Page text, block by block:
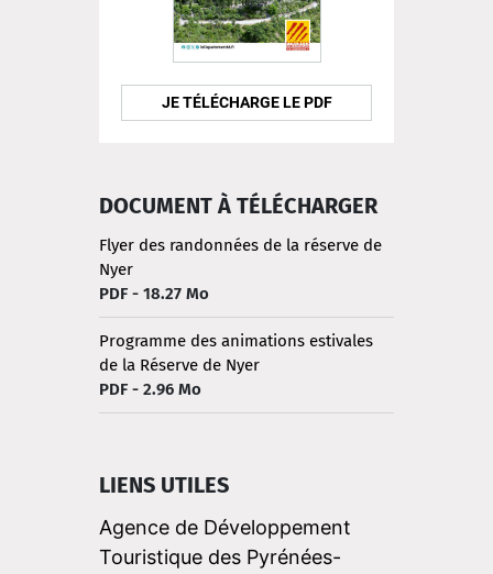
JE TÉLÉCHARGE LE PDF
DOCUMENT À TÉLÉCHARGER
Flyer des randonnées de la réserve de
Nyer
PDF - 18.27 Mo
Programme des animations estivales
de la Réserve de Nyer
PDF - 2.96 Mo
LIENS UTILES
Agence de Développement
Touristique des Pyrénées-